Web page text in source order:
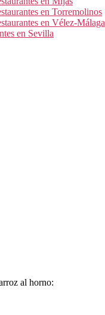
en Torremolinos
en Vélez-Málaga
en Sevilla
al horno: